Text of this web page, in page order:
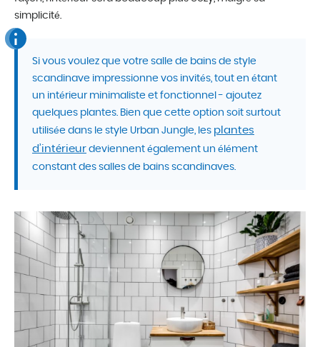
simplicité.
Si vous voulez que votre salle de bains de style
scandinave impressionne vos invités, tout en étant
un intérieur minimaliste et fonctionnel - ajoutez
quelques plantes. Bien que cette option soit surtout
utilisée dans le style Urban Jungle, les plantes
d’intérieur deviennent également un élément
constant des salles de bains scandinaves.